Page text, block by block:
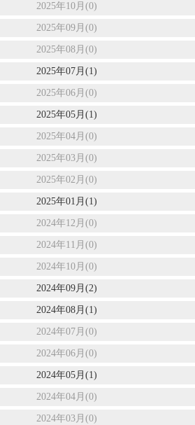
2025年10月(0)
2025年09月(0)
2025年08月(0)
2025年07月(1)
2025年06月(0)
2025年05月(1)
2025年04月(0)
2025年03月(0)
2025年02月(0)
2025年01月(1)
2024年12月(0)
2024年11月(0)
2024年10月(0)
2024年09月(2)
2024年08月(1)
2024年07月(0)
2024年06月(0)
2024年05月(1)
2024年04月(0)
2024年03月(0)